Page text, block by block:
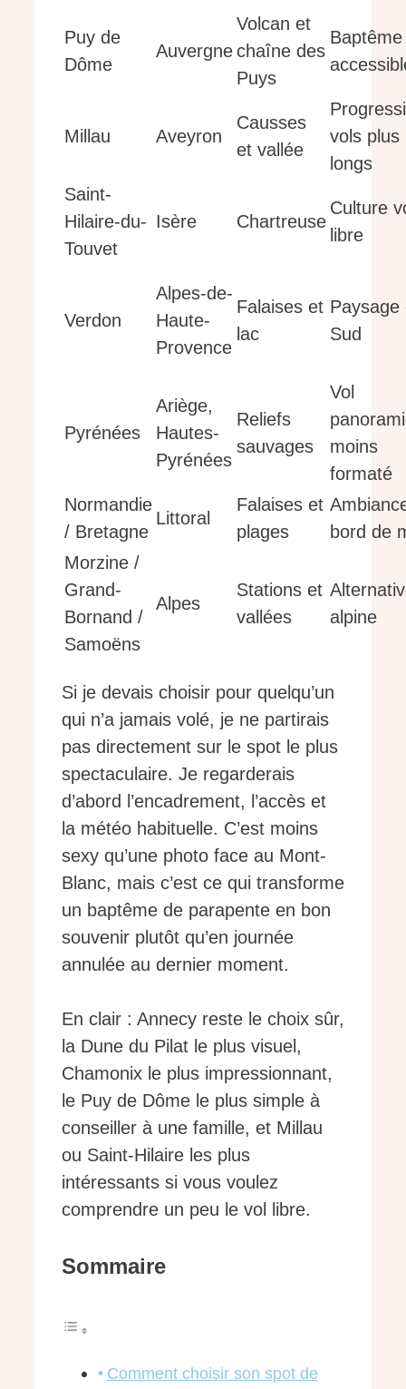
Puy de
Dôme
Auvergne
Volcan et
chaîne des
Puys
Baptême
Millau Aveyron
Causses
et vallée
vols plus
longs
Saint-
Hilaire-du-
Touvet
Isère Chartreuse
Culture
libre
Verdon
Alpes-de-
Haute-
Provence
Falaises et
lac
Paysage
Sud
Pyrénées
Ariège,
Hautes-
Pyrénées
Reliefs
sauvages
Vol
moins
formaté
Normandie
/ Bretagne
Littoral
Falaises et
plages
bord de
Morzine /
Grand-
Bornand /
Samoëns
Alpes
Stations et
vallées
alpine
Si je devais choisir pour quelqu’un
qui n’a jamais volé, je ne partirais
pas directement sur le spot le plus
spectaculaire. Je regarderais
d’abord l’encadrement, l’accès et
la météo habituelle. C’est moins
sexy qu’une photo face au Mont-
Blanc, mais c’est ce qui transforme
un baptême de parapente en bon
souvenir plutôt qu’en journée
annulée au dernier moment.
En clair : Annecy reste le choix sûr,
la Dune du Pilat le plus visuel,
Chamonix le plus impressionnant,
le Puy de Dôme le plus simple à
conseiller à une famille, et Millau
ou Saint-Hilaire les plus
intéressants si vous voulez
comprendre un peu le vol libre.
Sommaire
Comment choisir son spot de